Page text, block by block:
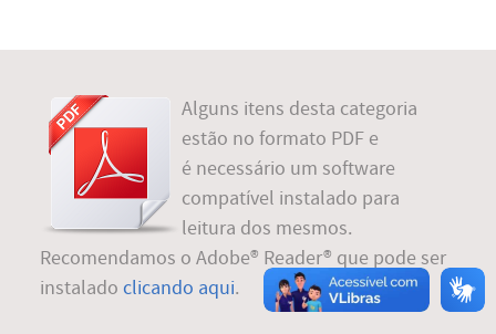
Alguns itens desta categoria
estão no formato PDF e
é necessário um software
compatível instalado para
leitura dos mesmos.
Recomendamos o Adobe® Reader® que pode ser
instaladoclicando aqui.